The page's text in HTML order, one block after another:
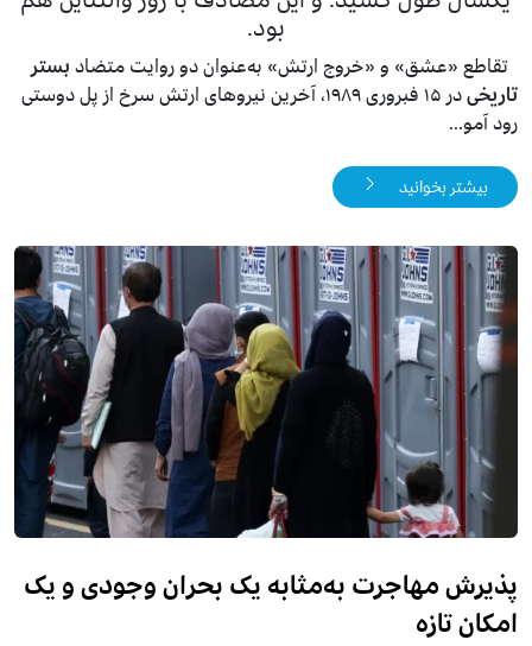
بود.
تقاطع «عشق» و «خروج ارتش» به‌عنوان دو روایت متضادبستر
تاریخی
در ۱۵ فبروری ۱۹۸۹، آخرین نیروهای ارتش سرخ از پل دوستی
رود آمو...
بیشتر بخوانید
پذیرش مهاجرت به‌مثابه یک بحران وجودی و یک
امکان تازه